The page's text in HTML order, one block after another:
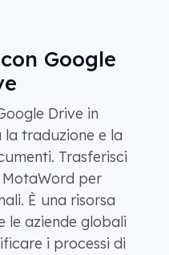
Google
Drive in
traduzione e la
Trasferisci
per
È una risorsa
le aziende globali
i processi di